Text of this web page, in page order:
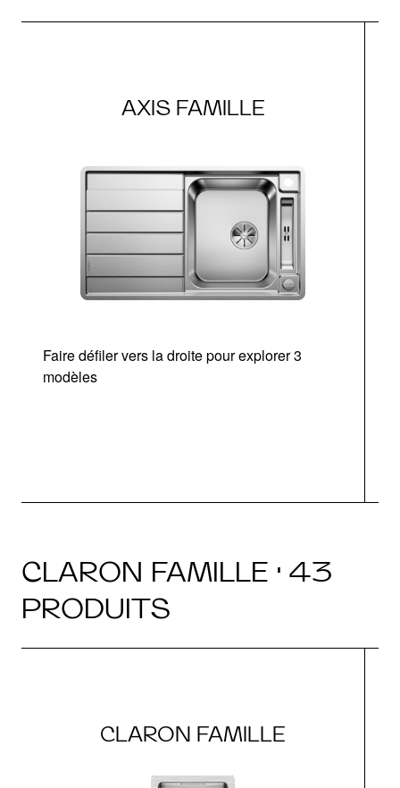
AXIS FAMILLE
Faire défiler vers la droite pour explorer 3
modèles
CLARON FAMILLE · 43
PRODUITS
CLARON FAMILLE